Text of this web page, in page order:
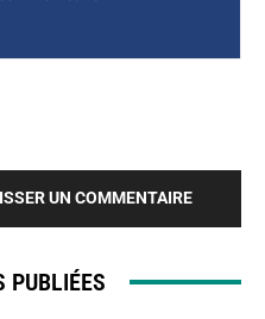
UN COMMENTAIRE
PUBLIÉES